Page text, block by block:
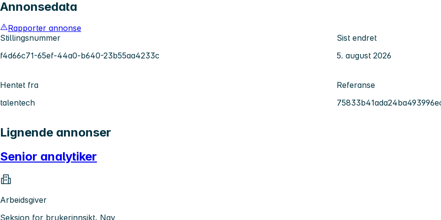
Annonsedata
Rapporter annonse
Stillingsnummer
f4d66c71-65ef-44a0-b640-23b55aa4233c
Sist endret
5. august 2026
Hentet fra
talentech
Referanse
Lignende annonser
Senior analytiker
Arbeidsgiver
Seksjon for brukerinnsikt, Nav